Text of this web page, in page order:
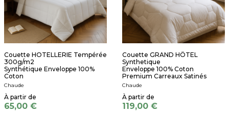
Couette HOTELLERIE Tempérée
300g/m2
Synthétique Enveloppe 100%
Coton
Chaude
65,00 €
Couette GRAND HÔTEL
Synthetique
Enveloppe 100% Coton
Premium Carreaux Satinés
Chaude
119,00 €